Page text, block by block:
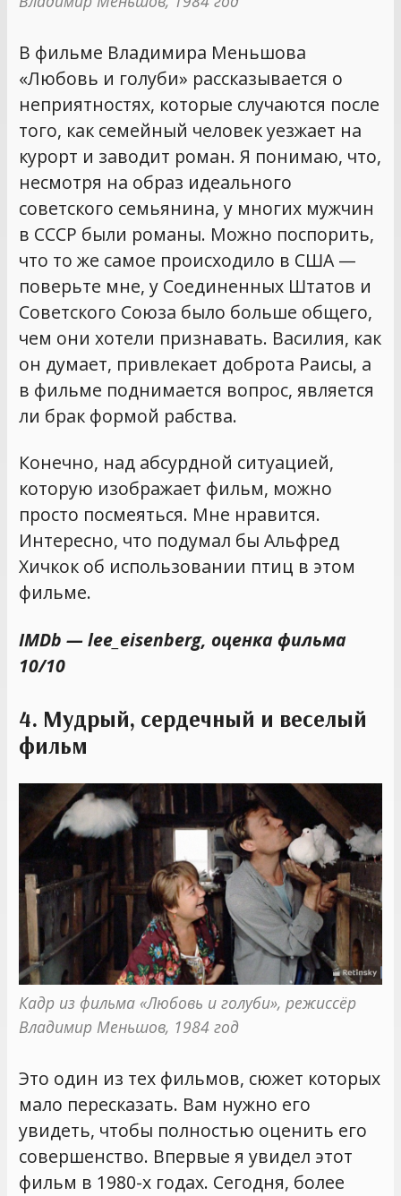
В фильме Владимира Меньшова
«Любовь и голуби» рассказывается о
неприятностях, которые случаются после
того, как семейный человек уезжает на
курорт и заводит роман. Я понимаю, что,
несмотря на образ идеального
советского семьянина, у многих мужчин
в СССР были романы. Можно поспорить,
что то же самое происходило в США —
поверьте мне, у Соединенных Штатов и
Советского Союза было больше общего,
чем они хотели признавать. Василия, как
он думает, привлекает доброта Раисы, а
в фильме поднимается вопрос, является
ли брак формой рабства.
Конечно, над абсурдной ситуацией,
которую изображает фильм, можно
просто посмеяться. Мне нравится.
Интересно, что подумал бы Альфред
Хичкок об использовании птиц в этом
фильме.
IMDb — lee_eisenberg, оценка фильма
10/10
4. Мудрый, сердечный и веселый
фильм
Кадр из фильма «Любовь и голуби», режиссёр
Владимир Меньшов, 1984 год
Это один из тех фильмов, сюжет которых
мало пересказать. Вам нужно его
увидеть, чтобы полностью оценить его
совершенство. Впервые я увидел этот
фильм в 1980-х годах. Сегодня, более